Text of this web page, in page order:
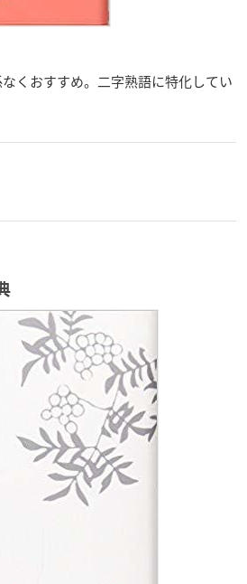
くおすすめ。二字熟語に特化してい